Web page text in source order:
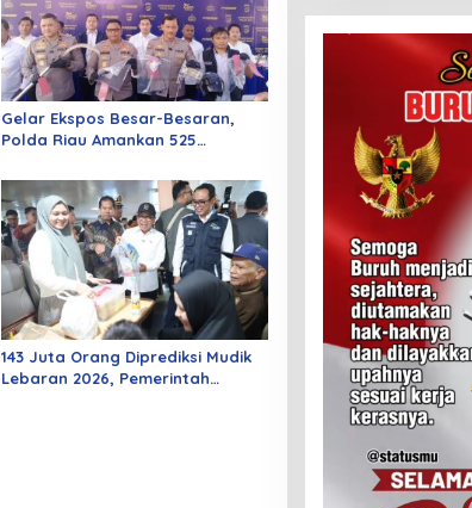
Gelar Ekspos Besar-Besaran,
Polda Riau Amankan 525
Curanmor
143 Juta Orang Diprediksi Mudik
Lebaran 2026, Pemerintah